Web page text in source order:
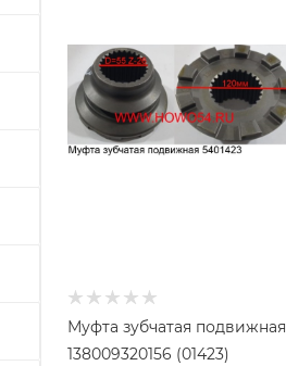
Муфта зубчатая подвижная
138009320156 (01423)